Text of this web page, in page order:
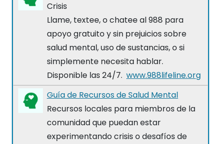
Crisis
Llame, textee, o chatee al 988 para
apoyo gratuito y sin prejuicios sobre
salud mental, uso de sustancias, o si
simplemente necesita hablar.
Disponible las 24/7. www.988lifeline.org
Guía de Recursos de Salud Mental
Recursos locales para miembros de la
comunidad que puedan estar
experimentando crisis o desafíos de